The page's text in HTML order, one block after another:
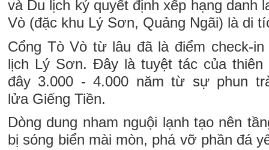
và Du lịch ký quyết định xếp hạng danh
Vò (đặc khu Lý Sơn, Quảng Ngãi) là di
Cổng Tò Vò từ lâu đã là điểm check-
lịch Lý Sơn. Đây là tuyệt tác của thiên
đây 3.000 - 4.000 năm từ sự phun
lửa Giếng Tiền.
Dòng dung nham nguội lạnh tạo nên
bị sóng biển mài mòn, phá vỡ phần đá